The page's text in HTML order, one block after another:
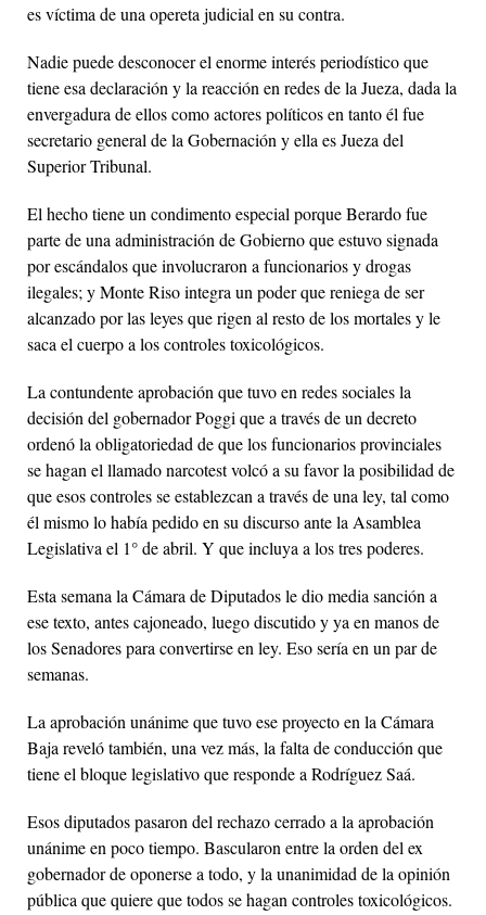
es víctima de una opereta judicial en su contra.
Nadie puede desconocer el enorme interés periodístico que
tiene esa declaración y la reacción en redes de la Jueza, dada la
envergadura de ellos como actores políticos en tanto él fue
secretario general de la Gobernación y ella es Jueza del
Superior Tribunal.
El hecho tiene un condimento especial porque Berardo fue
parte de una administración de Gobierno que estuvo signada
por escándalos que involucraron a funcionarios y drogas
ilegales; y Monte Riso integra un poder que reniega de ser
alcanzado por las leyes que rigen al resto de los mortales y le
saca el cuerpo a los controles toxicológicos.
La contundente aprobación que tuvo en redes sociales la
decisión del gobernador Poggi que a través de un decreto
ordenó la obligatoriedad de que los funcionarios provinciales
se hagan el llamado narcotest volcó a su favor la posibilidad de
que esos controles se establezcan a través de una ley, tal como
él mismo lo había pedido en su discurso ante la Asamblea
Legislativa el 1° de abril. Y que incluya a los tres poderes.
Esta semana la Cámara de Diputados le dio media sanción a
ese texto, antes cajoneado, luego discutido y ya en manos de
los Senadores para convertirse en ley. Eso sería en un par de
semanas.
La aprobación unánime que tuvo ese proyecto en la Cámara
Baja reveló también, una vez más, la falta de conducción que
tiene el bloque legislativo que responde a Rodríguez Saá.
Esos diputados pasaron del rechazo cerrado a la aprobación
unánime en poco tiempo. Bascularon entre la orden del ex
gobernador de oponerse a todo, y la unanimidad de la opinión
pública que quiere que todos se hagan controles toxicológicos.